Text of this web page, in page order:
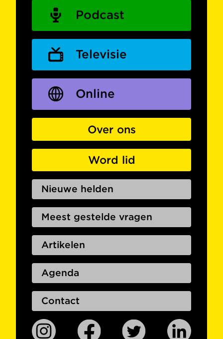
Podcast
Televisie
Online
Over ons
Word lid
Nieuwe helden
Meest gestelde vragen
Artikelen
Agenda
Contact